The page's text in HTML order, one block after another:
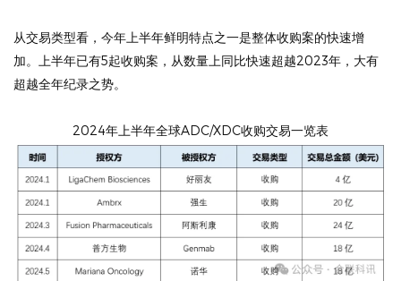
从交易类型看，今年上半年鲜明特点之一是整体收购案的快速增
加。上半年已有5起收购案，从数量上同比快速超越2023年，大有
超越全年纪录之势。
2024年上半年全球ADC/XDC收购交易一览表